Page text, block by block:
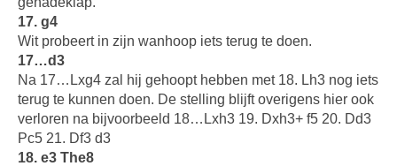
17. g4
Wit probeert in zijn wanhoop iets terug te doen.
17…d3
Na 17…Lxg4 zal hij gehoopt hebben met 18. Lh3 nog iets
terug te kunnen doen. De stelling blijft overigens hier ook
verloren na bijvoorbeeld 18…Lxh3 19. Dxh3+ f5 20. Dd3
Pc5 21. Df3 d3
18. e3 The8